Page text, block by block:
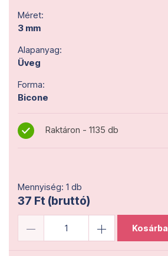
Méret:
3 mm
Alapanyag:
Üveg
Forma:
Bicone
Raktáron - 1135 db
Mennyiség: 1 db
37 Ft (bruttó)
Kosárba